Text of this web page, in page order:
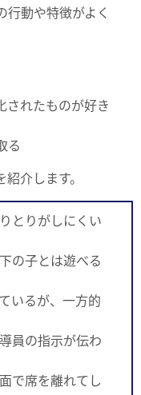
動や特徴がよく
されたものが好き
る
介します。
とりがしにくい
の子とは遊べる
いるが、一方的
員の指示が伝わ
で席を離れてし